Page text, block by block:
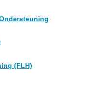
(FLH)